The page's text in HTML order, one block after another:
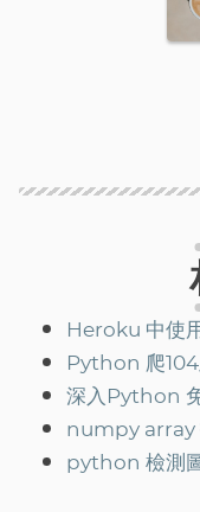
Heroku 中使
Python 爬104
深入Python
numpy array
python 檢測